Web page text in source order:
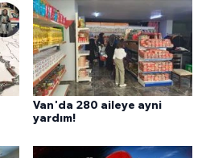
Van'da 280 aileye ayni
yardım!